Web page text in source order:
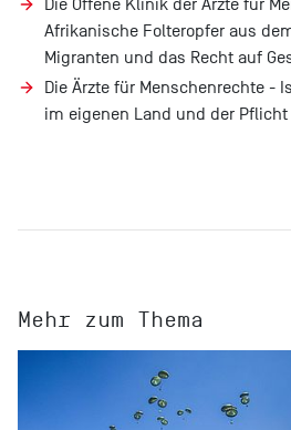
Die Offene Klinik der Ärzte für
Afrikanische Folteropfer aus
Migranten und das Recht auf
Die Ärzte für Menschenrechte -
im eigenen Land und der
Mehr zum Thema